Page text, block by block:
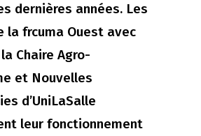
dernières années. Les
la frcuma Ouest avec
Chaire Agro-
et Nouvelles
d’UniLaSalle
leur fonctionnement